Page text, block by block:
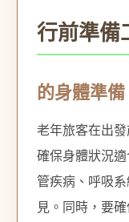
行前準備
的身體準備
老年旅客在出
確保身體狀況
管疾病、呼吸
見。同時，要